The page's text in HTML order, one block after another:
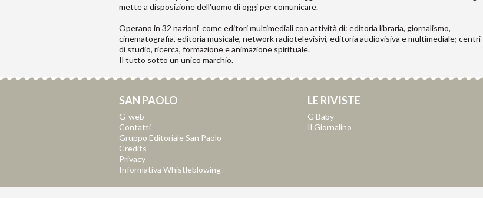
mette a disposizione dell'uomo di oggi per comunicare.
Operano in 32 nazioni come editori multimediali con attività di: editoria libraria, giornalismo,
cinematografia, editoria musicale, network radiotelevisivi, editoria audiovisiva e multimediale; centri
di studio, ricerca, formazione e animazione spirituale.
Il tutto sotto un unico marchio.
SAN PAOLO
G-web
Contatti
Gruppo Editoriale San Paolo
Credits
Privacy
Informativa Whistleblowing
LE RIVISTE
G Baby
Il Giornalino